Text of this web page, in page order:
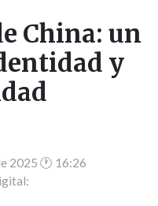
China: un
y
2025 🕐 16:26